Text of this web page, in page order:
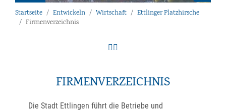
Startseite Entwickeln Wirtschaft
Ettlinger Platzhirsche
Firmenverzeichnis
FIRMENVERZEICHNIS
Die Stadt Ettlingen führt die Betriebe und